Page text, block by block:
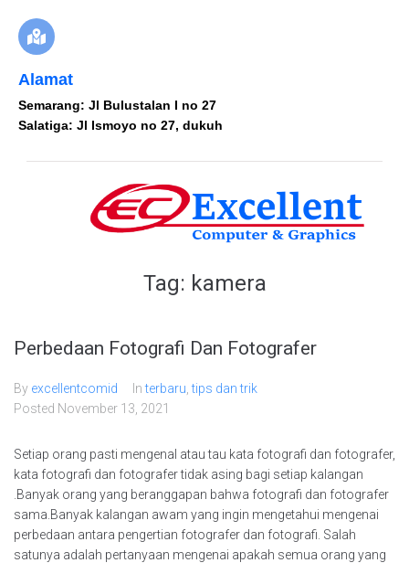
Alamat
Semarang: Jl Bulustalan I no 27
Salatiga: Jl Ismoyo no 27, dukuh
Tag: kamera
Perbedaan Fotografi Dan Fotografer
By excellentcomid Interbaru ,tips dan trik
Posted November 13, 2021
Setiap orang pasti mengenal atau tau kata fotografi dan fotografer,
kata fotografi dan fotografer tidak asing bagi setiap kalangan
.Banyak orang yang beranggapan bahwa fotografi dan fotografer
sama.Banyak kalangan awam yang ingin mengetahui mengenai
perbedaan antara pengertian fotografer dan fotografi. Salah
satunya adalah pertanyaan mengenai apakah semua orang yang